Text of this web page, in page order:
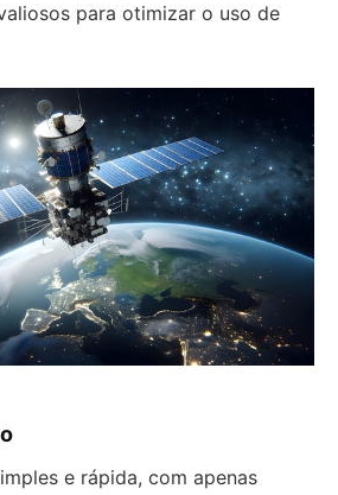
para otimizar o uso de
e rápida, com apenas